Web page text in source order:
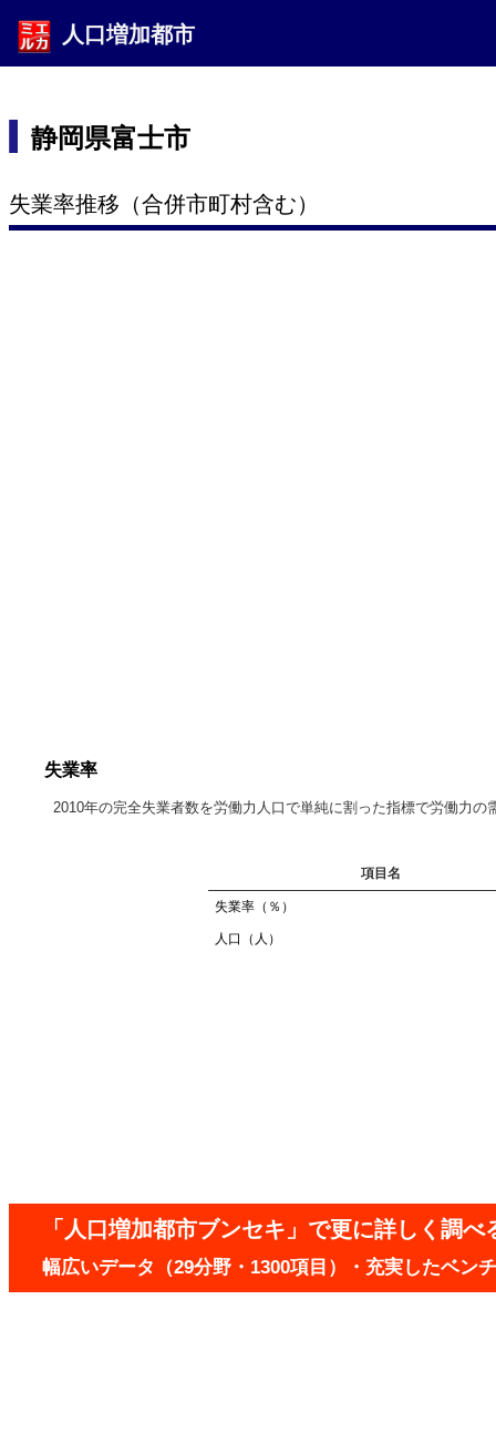
人口増加都市
静岡県富士市
失業率推移（合併市町村含む）
失業率
2010年の完全失業者数を労働力人口で単純に割った指標で労働力
項目名
失業率（％）
人口（人）
「人口増加都市ブンセキ」で更に詳しく調べ
幅広いデータ（29分野・1300項目）・充実したベン